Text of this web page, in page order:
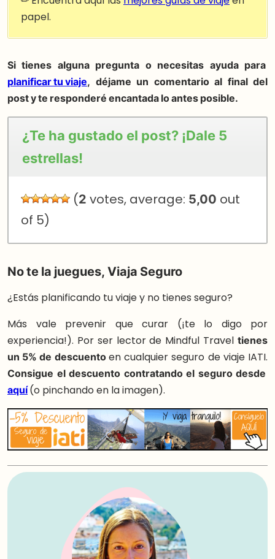
papel.
Si tienes alguna pregunta o necesitas ayuda para
planificar tu viaje, déjame un comentario al final del
post y te responderé encantada lo antes posible.
¿Te ha gustado el post? ¡Dale 5
estrellas!
(2 votes, average: 5,00 out
of 5)
No te la juegues, Viaja Seguro
¿Estás planificando tu viaje y no tienes seguro?
Más vale prevenir que curar (¡te lo digo por
experiencia!). Por ser lector de Mindful Travel tienes
un 5% de descuentoen cualquier seguro de viaje IATI.
Consigue el descuento contratando el seguro desde
aquí(o pinchando en la imagen).